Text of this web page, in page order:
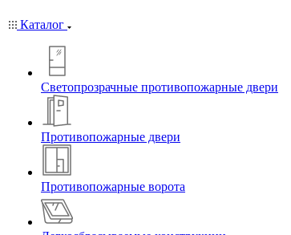
Каталог
Светопрозрачные противопожарные двери
Противопожарные двери
Противопожарные ворота